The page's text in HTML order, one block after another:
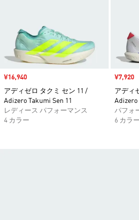
セール価格
¥16,940
アディゼロ タクミ セン 11 /
Adizero Takumi Sen 11
レディース パフォーマンス
4 カラー
セール
¥7,920
アディ
Adizero
パフォ
6 カラー